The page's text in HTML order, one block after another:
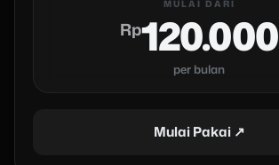
MULAI DARI
Rp120.000
per bulan
Mulai Pakai ↗